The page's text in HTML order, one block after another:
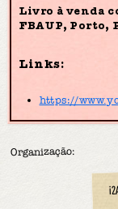
Livro à venda
FBAUP, Porto,
Links:
https://
Organização: